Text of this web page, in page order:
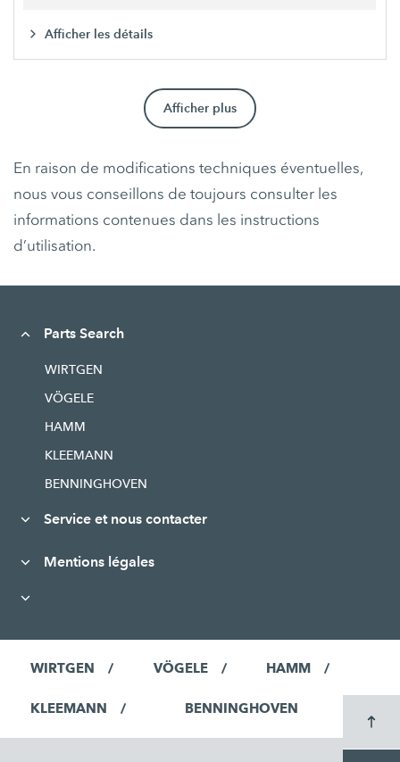
Afficher les détails
Afficher plus
En raison de modifications techniques éventuelles,
nous vous conseillons de toujours consulter les
informations contenues dans les instructions
d’utilisation.
Parts Search
WIRTGEN
VÖGELE
HAMM
KLEEMANN
BENNINGHOVEN
Service et nous contacter
Mentions légales
WIRTGEN VÖGELE HAMM
KLEEMANN BENNINGHOVEN